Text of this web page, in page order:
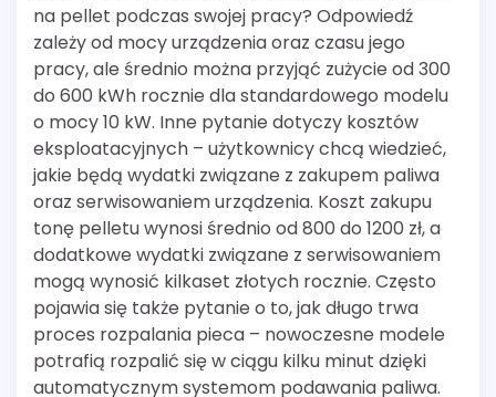
na pellet podczas swojej pracy? Odpowiedź
zależy od mocy urządzenia oraz czasu jego
pracy, ale średnio można przyjąć zużycie od 300
do 600 kWh rocznie dla standardowego modelu
o mocy 10 kW. Inne pytanie dotyczy kosztów
eksploatacyjnych – użytkownicy chcą wiedzieć,
jakie będą wydatki związane z zakupem paliwa
oraz serwisowaniem urządzenia. Koszt zakupu
tonę pelletu wynosi średnio od 800 do 1200 zł, a
dodatkowe wydatki związane z serwisowaniem
mogą wynosić kilkaset złotych rocznie. Często
pojawia się także pytanie o to, jak długo trwa
proces rozpalania pieca – nowoczesne modele
potrafią rozpalić się w ciągu kilku minut dzięki
automatycznym systemom podawania paliwa.